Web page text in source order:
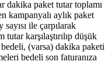
dakika paket tutar toplamı
kampanyalı aylık paket
ile çarpılarak
tutar karşılaştırılıp düşük
(varsa) dakika paketi
bedeli son faturanıza